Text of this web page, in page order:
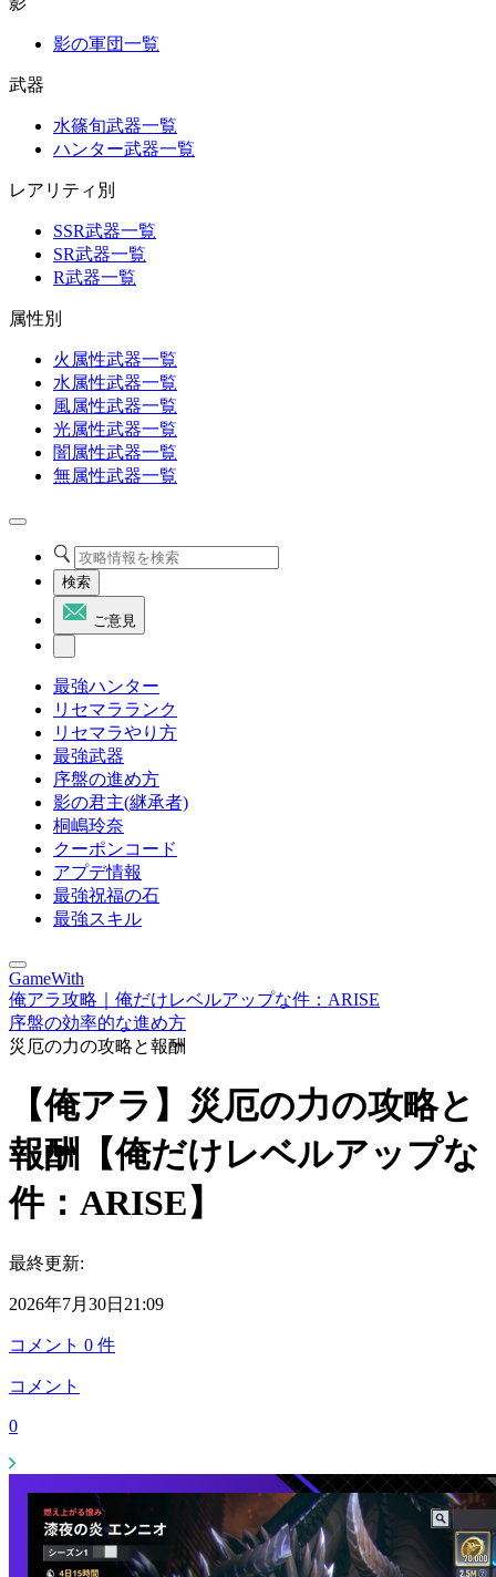
影の軍団一覧
武器
水篠旬武器一覧
ハンター武器一覧
レアリティ別
SSR武器一覧
SR武器一覧
R武器一覧
属性別
火属性武器一覧
水属性武器一覧
風属性武器一覧
光属性武器一覧
闇属性武器一覧
無属性武器一覧
検索
ご意見
最強ハンター
リセマラランク
リセマラやり方
最強武器
序盤の進め方
影の君主(継承者)
桐嶋玲奈
クーポンコード
アプデ情報
最強祝福の石
最強スキル
GameWith
俺アラ攻略｜俺だけレベルアップな件：ARISE
序盤の効率的な進め方
災厄の力の攻略と報酬
【俺アラ】災厄の力の攻略と
報酬【俺だけレベルアップな
件：ARISE】
最終更新:
2026年7月30日21:09
コメント 0 件
コメント
0